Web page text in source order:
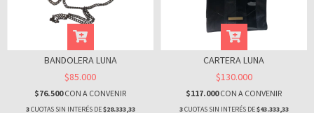
BANDOLERA LUNA
$85.000
$76.500CON A CONVENIR
3CUOTAS SIN INTERÉS DE$28.333,33
CARTERA LUNA
$130.000
$117.000CON A CONVENIR
3CUOTAS SIN INTERÉS DE$43.333,33